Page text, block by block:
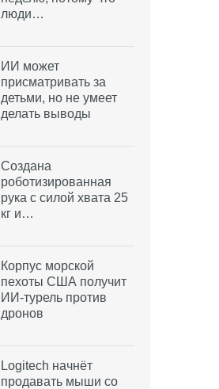
люди…
ИИ может
присматривать за
детьми, но не умеет
делать выводы
Создана
роботизированная
рука с силой хвата 25
кг и…
Корпус морской
пехоты США получит
ИИ-турель против
дронов
Logitech начнёт
продавать мыши со